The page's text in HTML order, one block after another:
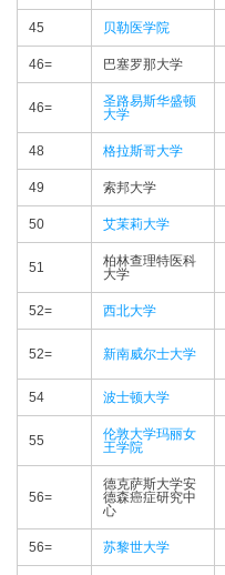
45 贝勒医学院
46= 巴塞罗那大学
46=
圣路易斯华盛顿
大学
48 格拉斯哥大学
49 索邦大学
50 艾茉莉大学
51
柏林查理特医科
大学
52= 西北大学
52= 新南威尔士大学
54 波士顿大学
55
伦敦大学玛丽女
王学院
56=
德克萨斯大学安
德森癌症研究中
心
56= 苏黎世大学